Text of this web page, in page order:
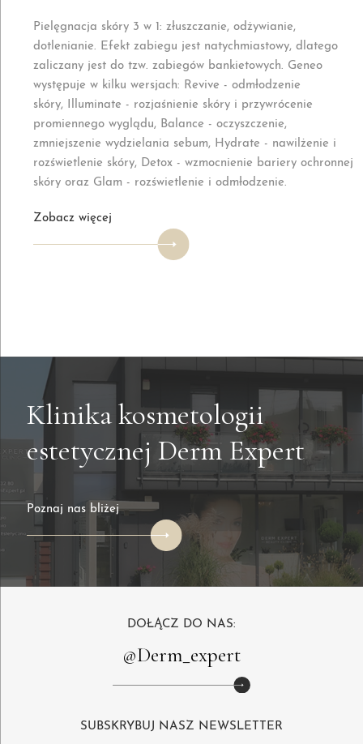
Pielęgnacja skóry 3 w 1: złuszczanie, odżywianie,
dotlenianie. Efekt zabiegu jest natychmiastowy, dlatego
zaliczany jest do tzw. zabiegów bankietowych. Geneo
występuje w kilku wersjach: Revive - odmłodzenie
skóry, Illuminate - rozjaśnienie skóry i przywrócenie
promiennego wyglądu, Balance - oczyszczenie,
zmniejszenie wydzielania sebum, Hydrate - nawilżenie i
rozświetlenie skóry, Detox - wzmocnienie bariery ochronnej
skóry oraz Glam - rozświetlenie i odmłodzenie.
Zobacz więcej
Klinika kosmetologii
estetycznej Derm Expert
Poznaj nas bliżej
DOŁĄCZ DO NAS:
@Derm_expert
SUBSKRYBUJ NASZ NEWSLETTER